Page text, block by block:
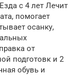
с 4 лет Лечит
помогает
осанку,
от
подготовк и 2
обувь и